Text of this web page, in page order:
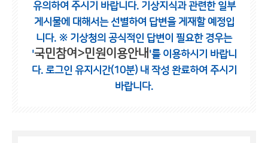
유의하여 주시기 바랍니다. 기상지식과 관련한 일부
게시물에 대해서는 선별하여 답변을 게재할 예정입
니다. ※ 기상청의 공식적인 답변이 필요한 경우는
'국민참여>민원이용안내 '를 이용하시기 바랍니
다. 로그인 유지시간(10분) 내 작성 완료하여 주시기
바랍니다.